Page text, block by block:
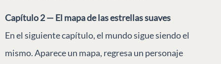
Capítulo 2 — El mapa de las estrellas suaves
En el siguiente capítulo, el mundo sigue siendo el
mismo. Aparece un mapa, regresa un personaje